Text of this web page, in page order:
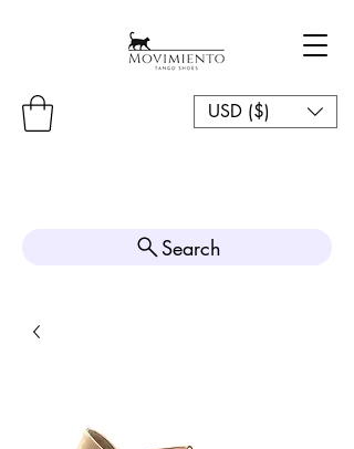
USD ($)
Search